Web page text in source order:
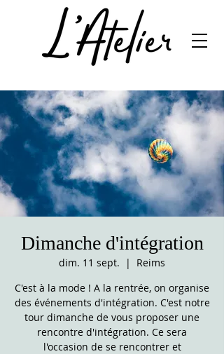
Dimanche d'intégration
dim. 11 sept.
  |
Reims
C'est à la mode ! A la rentrée, on organise
des événements d'intégration. C'est notre
tour dimanche de vous proposer une
rencontre d'intégration. Ce sera
l'occasion de se rencontrer et